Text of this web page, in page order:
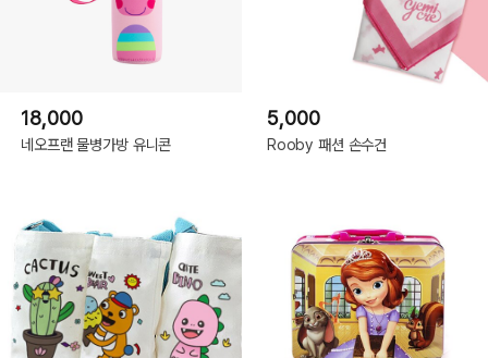
18,000
네오프랜 물병가방 유니콘
5,000
Rooby 패션 손수건